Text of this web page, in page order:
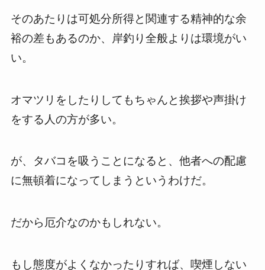
そのあたりは可処分所得と関連する精神的な余
裕の差もあるのか、岸釣り全般よりは環境がい
い。
オマツリをしたりしてもちゃんと挨拶や声掛け
をする人の方が多い。
が、タバコを吸うことになると、他者への配慮
に無頓着になってしまうというわけだ。
だから厄介なのかもしれない。
もし態度がよくなかったりすれば、喫煙しない